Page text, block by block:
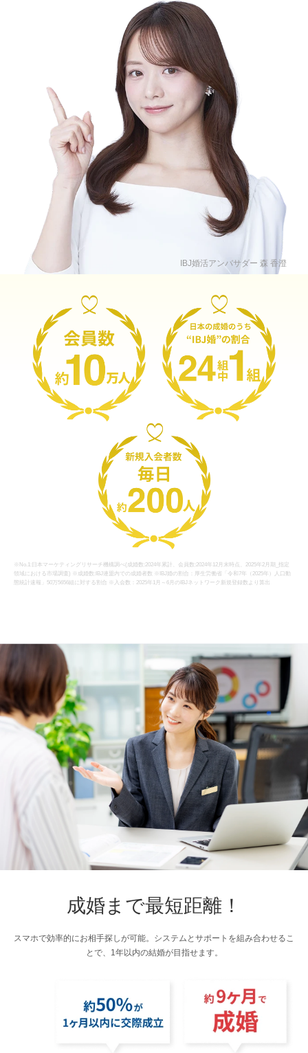
IBJ婚活アンバサダー 森 香澄
※No.1:日本マーケティングリサーチ機構調べ(成婚数:2024年累計、会員数:2024年12月末時点、2025年2月期_指定
領域における市場調査) ※成婚数:IBJ連盟内での成婚者数 ※IBJ婚の割合：厚生労働省「令和7年（2025年）人口動
態統計速報」50万5656組に対する割合 ※入会数：2025年1月～6月のIBJネットワーク新規登録数より算出
成婚まで最短距離！
スマホで効率的にお相手探しが可能。システムとサポートを組み合わせるこ
とで、1年以内の結婚が目指せます。